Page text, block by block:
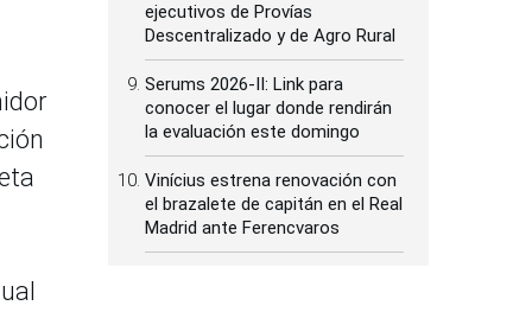
ejecutivos de Provías
Descentralizado y de Agro Rural
Serums 2026-II: Link para
conocer el lugar donde rendirán
la evaluación este domingo
Vinícius estrena renovación con
el brazalete de capitán en el Real
Madrid ante Ferencvaros